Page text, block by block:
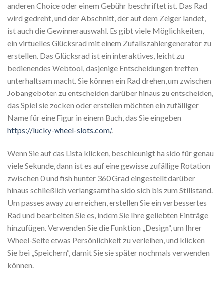
anderen Choice oder einem Gebühr beschriftet ist. Das Rad
wird gedreht, und der Abschnitt, der auf dem Zeiger landet,
ist auch die Gewinnerauswahl. Es gibt viele Möglichkeiten,
ein virtuelles Glücksrad mit einem Zufallszahlengenerator zu
erstellen. Das Glücksrad ist ein interaktives, leicht zu
bedienendes Webtool, dasjenige Entscheidungen treffen
unterhaltsam macht. Sie können ein Rad drehen, um zwischen
Jobangeboten zu entscheiden darüber hinaus zu entscheiden,
das Spiel sie zocken oder erstellen möchten ein zufälliger
Name für eine Figur in einem Buch, das Sie eingeben
https://lucky-wheel-slots.com/.
Wenn Sie auf das Lista klicken, beschleunigt ha sido für genau
viele Sekunde, dann ist es auf eine gewisse zufällige Rotation
zwischen 0 und fish hunter 360 Grad eingestellt darüber
hinaus schließlich verlangsamt ha sido sich bis zum Stillstand.
Um passes away zu erreichen, erstellen Sie ein verbessertes
Rad und bearbeiten Sie es, indem Sie Ihre geliebten Einträge
hinzufügen. Verwenden Sie die Funktion „Design“, um Ihrer
Wheel-Seite etwas Persönlichkeit zu verleihen, und klicken
Sie bei „Speichern“, damit Sie sie später nochmals verwenden
können.